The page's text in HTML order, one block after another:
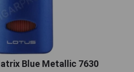
Blue Metallic 7630